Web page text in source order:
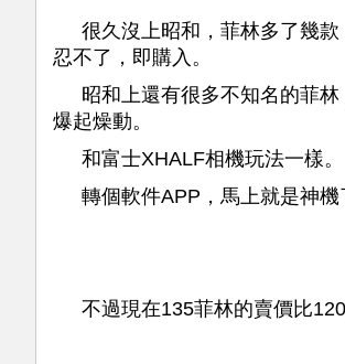
很久沒上昭和，菲林多了幾
忍不了，即購入。
昭和上還有很多不知名的菲
爆起燥動。
和富士XHALF相機玩法一樣。
轉個軟件APP，馬上就是神機
不過現在135菲林的賣價比